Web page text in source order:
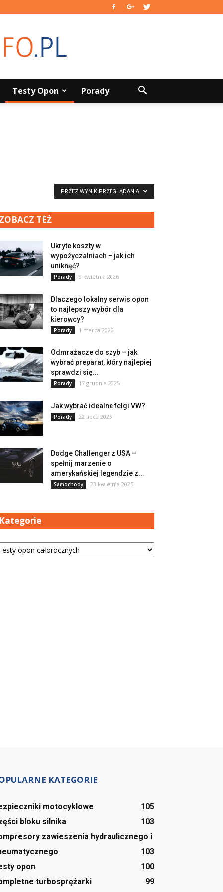
Testy Opon Porady
PRZEZ WYNIK PRZEGLĄDANIA
TEŻ
Ukryte koszty w
wypożyczalniach – jak ich
uniknąć?
Porady 9 kwietnia 2026
Dlaczego lokalny serwis opon
to najlepszy wybór dla
kierowcy?
Porady 1 marca 2026
Odmrażacze do szyb – jak
wybrać preparat, który najlepiej
sprawdzi się...
Porady 17 grudnia 2025
Jak wybrać idealne felgi VW?
Porady 22 lipca 2025
Dodge Challenger z USA –
spełnij marzenie o
amerykańskiej legendzie z...
Samochody 23 kwietnia 2025
KATEGORIE
motocyklowe
105
bloku silnika
103
zawieszenia hydraulicznego i
103
opon
100
turbosprężarki
99